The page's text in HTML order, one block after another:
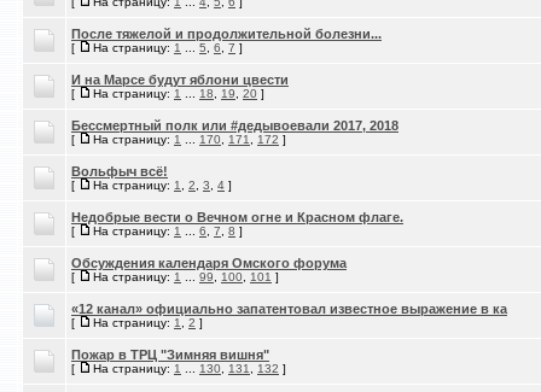
После тяжелой и продолжительной болезни...
[ На страницу: 1 5 6 7 ]
И на Марсе будут яблони цвести
[ На страницу: 1 18 19 20 ]
Бессмертный полк или #дедывоевали 2017, 2018
[ На страницу: 1 170 171 172 ]
Вольфыч всё!
[ На страницу: 1 2 3 4 ]
Недобрые вести о Вечном огне и Красном флаге.
[ На страницу: 1 6 7 8 ]
Обсуждения календаря Омского форума
[ На страницу: 1 99 100 101 ]
«12 канал» официально запатентовал известное выражение в ка
[ На страницу: 1 2 ]
Пожар в ТРЦ "Зимняя вишня"
[ На страницу: 1 130 131 132 ]